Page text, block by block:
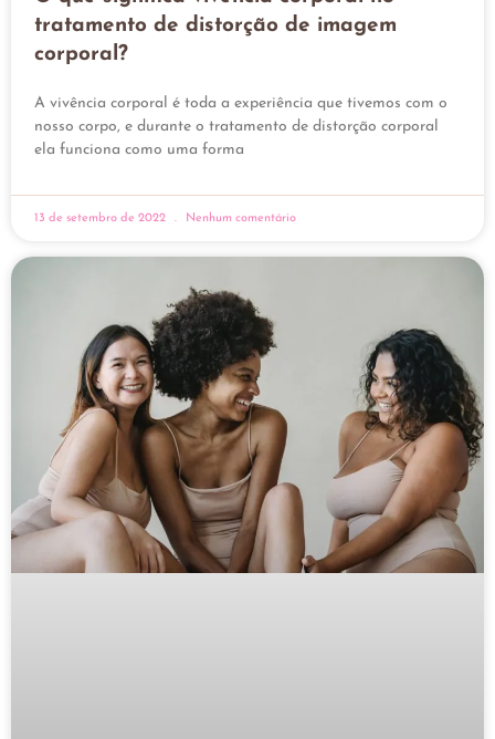
tratamento de distorção de imagem
corporal?
A vivência corporal é toda a experiência que tivemos com o
nosso corpo, e durante o tratamento de distorção corporal
ela funciona como uma forma
13 de setembro de 2022 Nenhum comentário